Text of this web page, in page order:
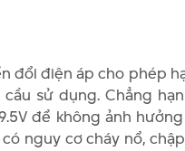
đổi điện áp cho phép
sử dụng. Chẳng
để không ảnh
nguy cơ cháy nổ,